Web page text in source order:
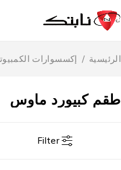
كبيورد ماوس
/ إكسسوارات الكمبيوتر
Filter